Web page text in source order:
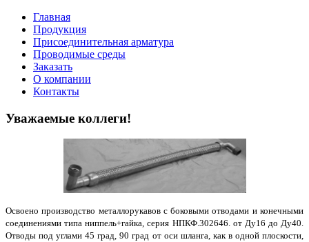
Главная
Продукция
Присоединительная арматура
Проводимые среды
Заказать
О компании
Контакты
Уважаемые коллеги!
Освоено производство металлорукавов с боковыми отводами и конечными
соединениями типа ниппель+гайка, серия НПКФ.302646. от Ду16 до Ду40.
Отводы под углами 45 град, 90 град от оси шланга, как в одной плоскости,